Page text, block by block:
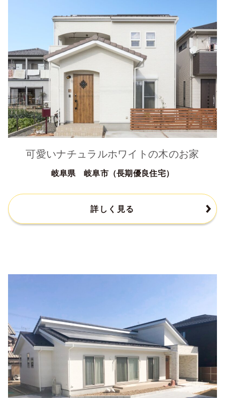
可愛いナチュラルホワイトの木のお家
岐阜県 岐阜市（長期優良住宅）
詳しく見る